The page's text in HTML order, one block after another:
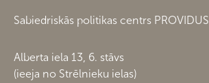
Sabiedriskās politikas centrs PROVIDUS
Alberta iela 13, 6. stāvs
(ieeja no Strēlnieku ielas)